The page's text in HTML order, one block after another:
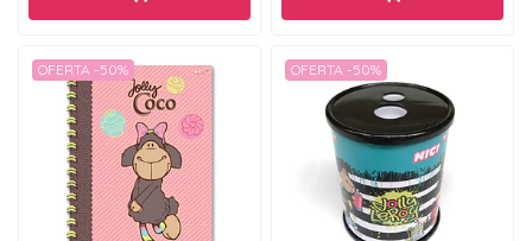
OFERTA -50% OFERTA -50%